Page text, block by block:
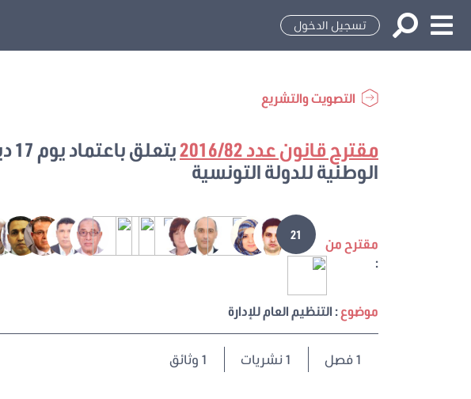
تسجيل الدخول
التصويت والتشريع
مقترح قانون عدد 2016/82
الوطنية للدولة التونسية
مقترح من
:
21
موضوع: التنظيم العام للإدارة
1فصل 1 نشريات 1 وثائق